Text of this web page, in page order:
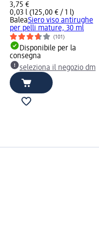
3,75 €
0,03 l (125,00 € / 1 l)
BaleaSiero viso antirughe
per pelli mature, 30 ml
(101)
Disponibile per la
consegna
seleziona il negozio dm